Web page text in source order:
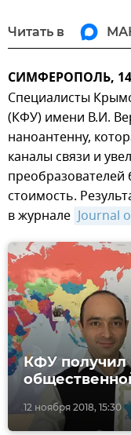
Читать в
СИМФЕРОПОЛЬ,
Специалисты
(КФУ) имени В.И.
наноантенну,
каналы связи и
преобразователей
стоимость.
в журнале Journal
12 ноября 2018, 15:30
КФУ получил